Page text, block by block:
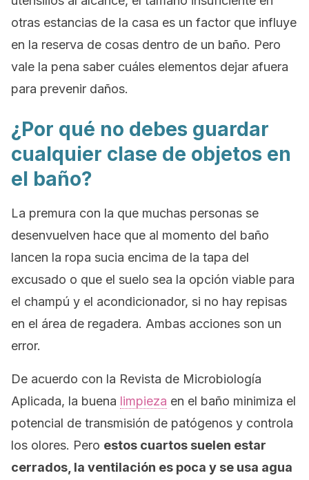
otras estancias de la casa es un factor que influye
en la reserva de cosas dentro de un baño. Pero
vale la pena saber cuáles elementos dejar afuera
para prevenir daños.
¿Por qué no debes guardar
cualquier clase de objetos en
el baño?
La premura con la que muchas personas se
desenvuelven hace que al momento del baño
lancen la ropa sucia encima de la tapa del
excusado o que el suelo sea la opción viable para
el champú y el acondicionador, si no hay repisas
en el área de regadera. Ambas acciones son un
error.
De acuerdo con la Revista de Microbiología
Aplicada, la buena limpieza en el baño minimiza el
potencial de transmisión de patógenos y controla
los olores. Pero estos cuartos suelen estar
cerrados, la ventilación es poca y se usa agua